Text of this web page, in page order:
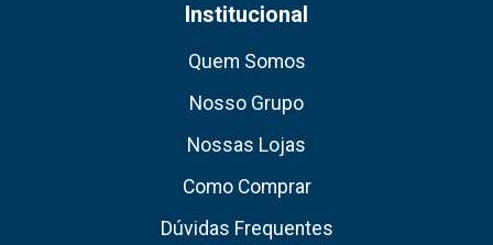
Institucional
Quem Somos
Nosso Grupo
Nossas Lojas
Como Comprar
Dúvidas Frequentes